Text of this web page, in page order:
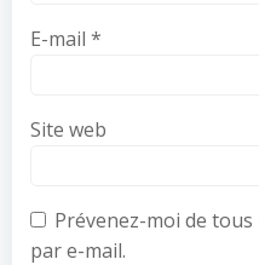
E-mail *
Site web
Prévenez-moi de
par e-mail.